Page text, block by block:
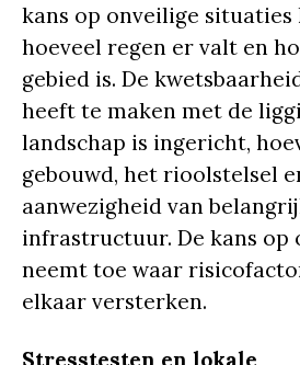
kans op onveilige situaties
hoeveel regen er valt en
gebied is. De
heeft te maken met de
landschap is ingericht,
gebouwd, het rioolstelsel
aanwezigheid van
infrastructuur. De kans op
neemt toe waar
elkaar versterken.
Stresstesten en lokale